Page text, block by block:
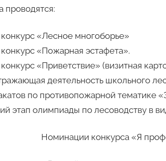
проводятся:
«Лесное многоборье»
«Пожарная эстафета».
«Приветствие» (визитная
деятельность школьного
по противопожарной тематике
этап олимпиады по лесоводству в
Номинации конкурса «Я